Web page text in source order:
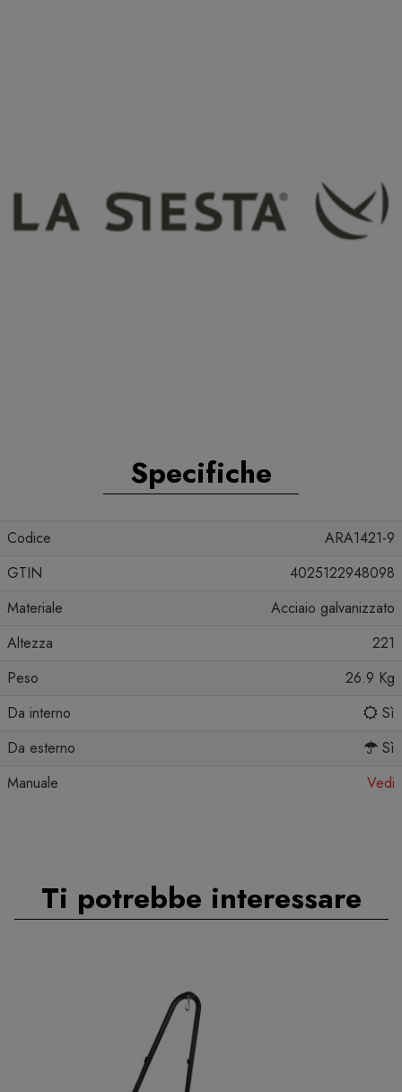
Specifiche
Codice
ARA1421-9
GTIN
4025122948098
Materiale
Acciaio galvanizzato
Altezza
221
Peso
26.9 Kg
Da interno
Sì
Da esterno
Sì
Manuale
Vedi
Ti potrebbe interessare